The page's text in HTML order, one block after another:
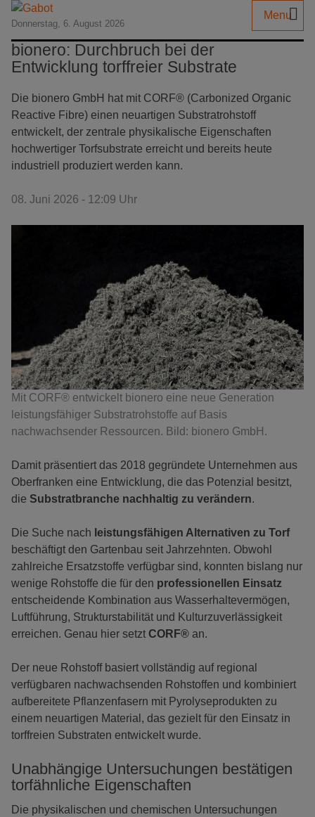
Donnerstag, 6. August 2026
Menu
bionero: Durchbruch bei der
Entwicklung torffreier Substrate
Die bionero GmbH hat mit CORF® (Carbonized Organic
Reactive Fibre) einen neuartigen Substratrohstoff
entwickelt, der zentrale physikalische Eigenschaften
hochwertiger Torfsubstrate erreicht und bereits heute
industriell produziert werden kann.
08. Juni 2026 - 12:09 Uhr
Mit CORF® entwickelt bionero eine neue Generation
leistungsfähiger Substratrohstoffe auf Basis
nachwachsender Ressourcen. Bild: bionero GmbH.
Damit präsentiert das 2018 gegründete Unternehmen aus
Oberfranken eine Entwicklung, die das Potenzial besitzt,
die Substratbranche nachhaltig zu verändern.
Die Suche nach leistungsfähigen Alternativen zu Torf
beschäftigt den Gartenbau seit Jahrzehnten. Obwohl
zahlreiche Ersatzstoffe verfügbar sind, konnten bislang nur
wenige Rohstoffe die für den professionellen Einsatz
entscheidende Kombination aus Wasserhaltevermögen,
Luftführung, Strukturstabilität und Kulturzuverlässigkeit
erreichen. Genau hier setzt CORF® an.
Der neue Rohstoff basiert vollständig auf regional
verfügbaren nachwachsenden Rohstoffen und kombiniert
aufbereitete Pflanzenfasern mit Pyrolyseprodukten zu
einem neuartigen Material, das gezielt für den Einsatz in
torffreien Substraten entwickelt wurde.
Unabhängige Untersuchungen bestätigen
torfähnliche Eigenschaften
Die physikalischen und chemischen Untersuchungen